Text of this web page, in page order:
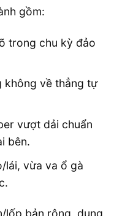
gồm:
trong chu kỳ đảo
không về thẳng tự
vượt dải chuẩn
bên.
lái, vừa va ổ gà